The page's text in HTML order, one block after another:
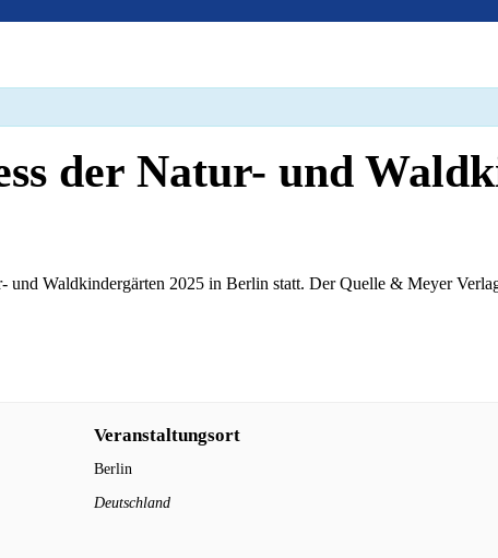
der Natur- und
Waldkindergärten 2025 in Berlin statt. Der Quelle & Meyer
Veranstaltungsort
Berlin
Deutschland